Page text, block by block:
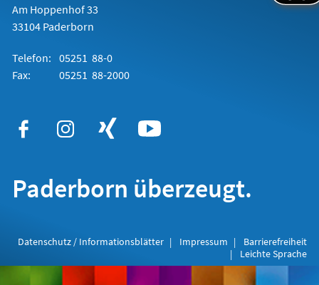
Am Hoppenhof 33
33104 Paderborn
Telefon: 05251 88-0
Fax:
05251 88-2000
Paderborn überzeugt.
Datenschutz / Informationsblätter Impressum
Barrierefreiheit
Leichte Sprache